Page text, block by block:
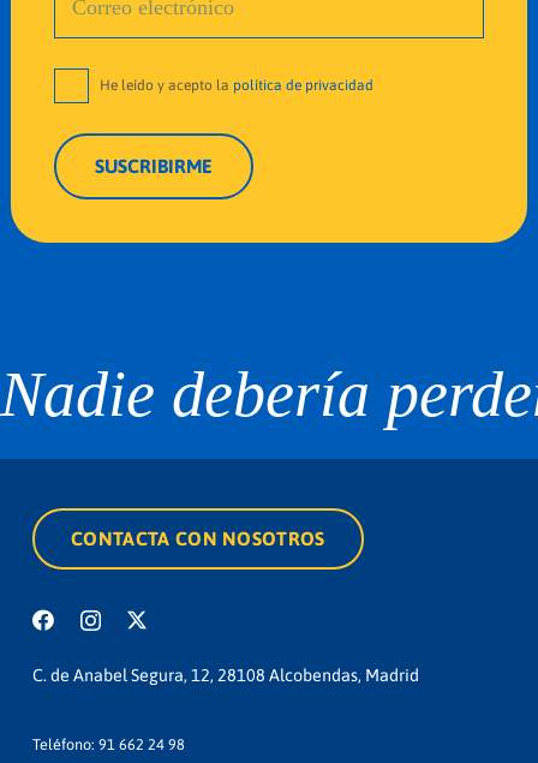
He leído y acepto la política de privacidad
Nadie debería
CONTACTA CON NOSOTROS
C. de Anabel Segura, 12, 28108 Alcobendas, Madrid
Teléfono: 91 662 24 98